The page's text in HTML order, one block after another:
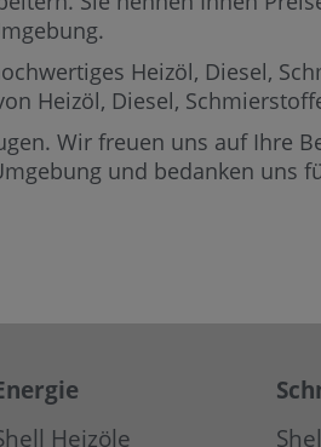
Heizöl, Diesel,
Heizöl, Diesel,
Wir freuen uns auf Ihre
und bedanken uns
Heizöle